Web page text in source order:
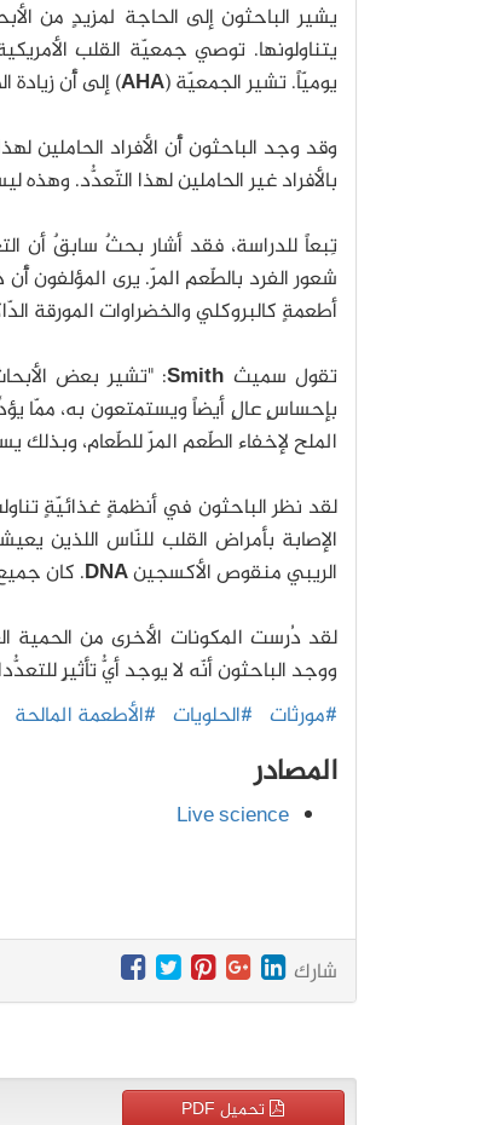
یشیر الباحثون إلى الحاجة لمزیدٍ من
یتناولونها. توصي جمعیّة القلب
یومیّاً. تشير الجمعیّة (AHA) إلى أَّن
بالأفراد غير الحاملين لهذا التّعدُّد. وهذه
تِبعاً للدراسة، فقد أشار بحثٌ سابقٌ أن
شعور الفرد بالطّعم المرّ. يرى المؤلفون
أطعمةٍ كالبروكلي والخضراوات المورقة
تقول سمیث Smith: "تشیر بعض
بإحساسٍ عالٍ أیضاً ویستمتعون به، ممّا
الملح لإخفاء الطّعم المرّ للطّعام، وبذلك
الإصابة بأمراض القلب للنّاس اللذین
الريبي منقوص الأكسجينDNA. كان
لقد دُرِست المكونات الأخرى من الحمية
ووجد الباحثون أنّه لا يوجد أيُّ تأثیرٍ
#مورثات #الحلويات #الأطعمة المالحة
المصادر
Live science
شارك
تحميل PDF